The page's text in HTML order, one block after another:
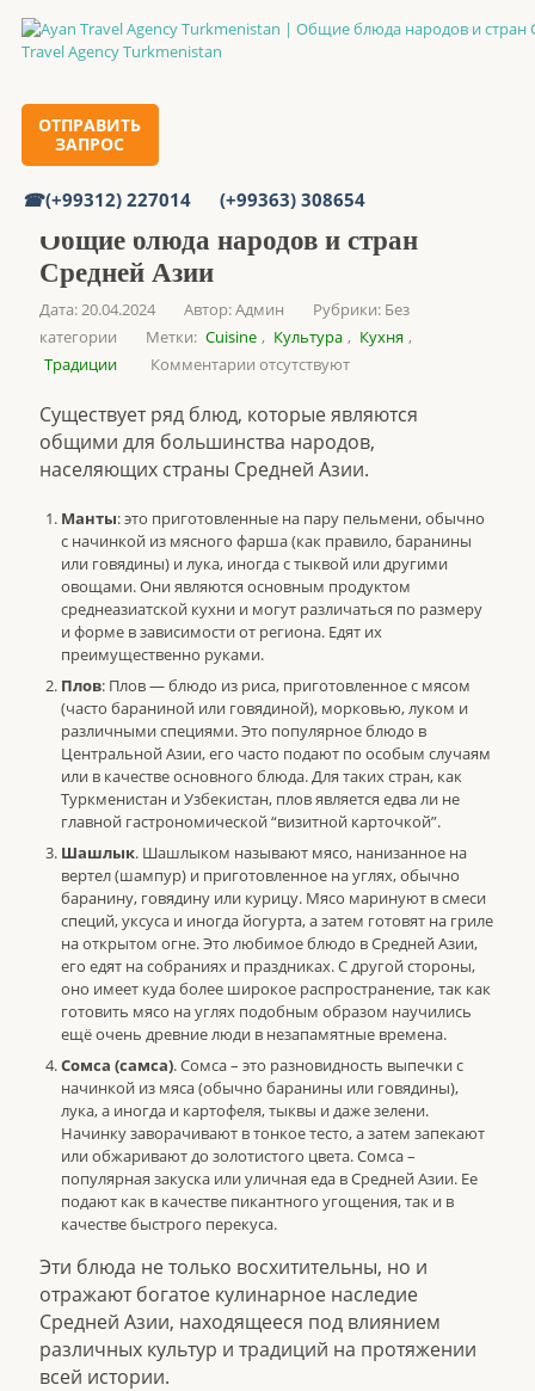
(+99312) 227014 (+99363) 308654
ОТПРАВИТЬ
ЗАПРОС
Главная
Общие блюда народов и стран Средней Азии
Общие блюда народов и стран
Средней Азии
Дата: 20.04.2024 Автор:Админ Рубрики: Без
категории
Метки: Cuisine , Культура , Кухня ,
Традиции
Комментарии отсутствуют
Существует ряд блюд, которые являются
общими для большинства народов,
населяющих страны Средней Азии.
Манты: это приготовленные на пару пельмени, обычно
с начинкой из мясного фарша (как правило, баранины
или говядины) и лука, иногда с тыквой или другими
овощами. Они являются основным продуктом
среднеазиатской кухни и могут различаться по размеру
и форме в зависимости от региона. Едят их
преимущественно руками.
Плов: Плов — блюдо из риса, приготовленное с мясом
(часто бараниной или говядиной), морковью, луком и
различными специями. Это популярное блюдо в
Центральной Азии, его часто подают по особым случаям
или в качестве основного блюда. Для таких стран, как
Туркменистан и Узбекистан, плов является едва ли не
главной гастрономической “визитной карточкой”.
Шашлык. Шашлыком называют мясо, нанизанное на
вертел (шампур) и приготовленное на углях, обычно
баранину, говядину или курицу. Мясо маринуют в смеси
специй, уксуса и иногда йогурта, а затем готовят на гриле
на открытом огне. Это любимое блюдо в Средней Азии,
его едят на собраниях и праздниках. С другой стороны,
оно имеет куда более широкое распространение, так как
готовить мясо на углях подобным образом научились
ещё очень древние люди в незапамятные времена.
Сомса (самса). Сомса – это разновидность выпечки с
начинкой из мяса (обычно баранины или говядины),
лука, а иногда и картофеля, тыквы и даже зелени.
Начинку заворачивают в тонкое тесто, а затем запекают
или обжаривают до золотистого цвета. Сомса –
популярная закуска или уличная еда в Средней Азии. Ее
подают как в качестве пикантного угощения, так и в
качестве быстрого перекуса.
Эти блюда не только восхитительны, но и
отражают богатое кулинарное наследие
Средней Азии, находящееся под влиянием
различных культур и традиций на протяжении
всей истории.